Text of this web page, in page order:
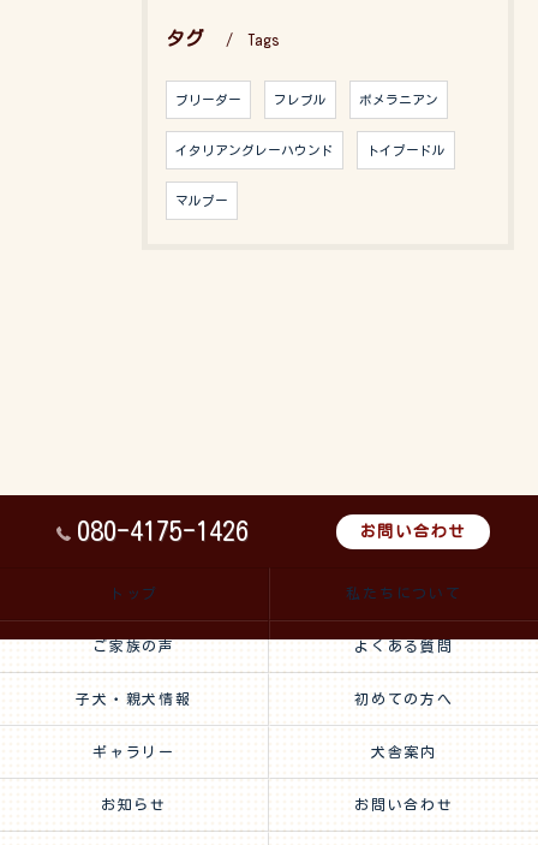
タグ Tags
ブリーダー フレブル ポメラニアン
イタリアングレーハウンド トイプードル
マルプー
080-4175-1426 お問い合わせ
トップ 私たちについて
ご家族の声 よくある質問
子犬・親犬情報 初めての方へ
ギャラリー 犬舎案内
お知らせ お問い合わせ